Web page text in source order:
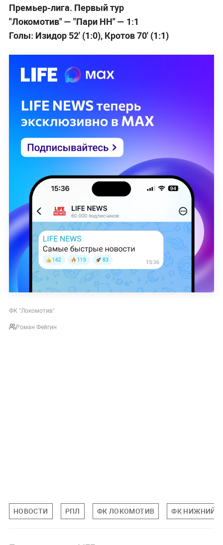
Премьер-лига. Первый тур
"Локомотив" — "Пари НН" — 1:1
Голы: Изидор 52' (1:0), Кротов 70' (1:1)
ФК "Локомотив"
Роман Фейгин
НОВОСТИ РПЛ ФК ЛОКОМОТИВ ФК НИЖНИЙ